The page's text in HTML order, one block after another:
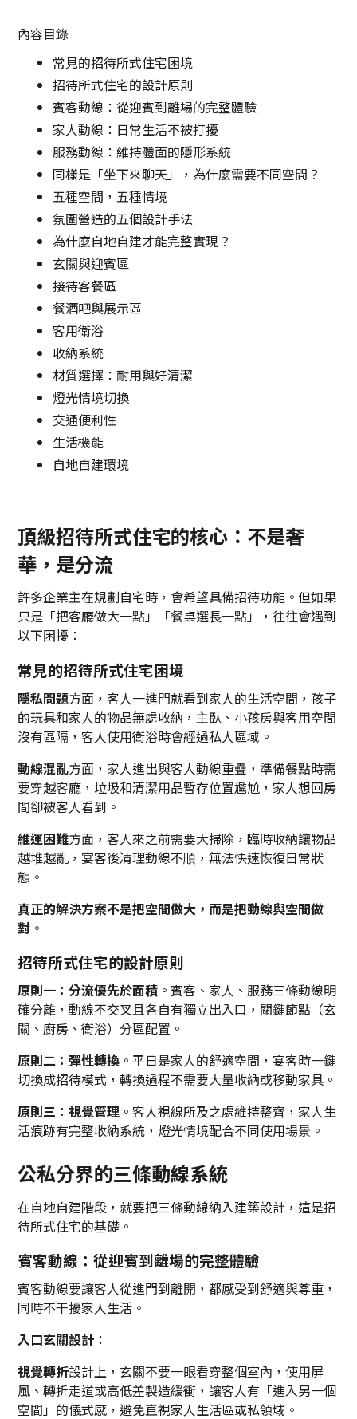
內容目錄
常見的招待所式住宅困境
招待所式住宅的設計原則
賓客動線：從迎賓到離場的完整體驗
家人動線：日常生活不被打擾
服務動線：維持體面的隱形系統
同樣是「坐下來聊天」，為什麼需要不同空間？
五種空間，五種情境
氛圍營造的五個設計手法
為什麼自地自建才能完整實現？
玄關與迎賓區
接待客餐區
餐酒吧與展示區
客用衛浴
收納系統
材質選擇：耐用與好清潔
燈光情境切換
交通便利性
生活機能
自地自建環境
頂級招待所式住宅的核心：不是奢
華，是分流
許多企業主在規劃自宅時，會希望具備招待功能。但如果
只是「把客廳做大一點」「餐桌選長一點」，往往會遇到
以下困擾：
常見的招待所式住宅困境
隱私問題方面，客人一進門就看到家人的生活空間，孩子
的玩具和家人的物品無處收納，主臥、小孩房與客用空間
沒有區隔，客人使用衛浴時會經過私人區域。
動線混亂方面，家人進出與客人動線重疊，準備餐點時需
要穿越客廳，垃圾和清潔用品暫存位置尷尬，家人想回房
間卻被客人看到。
維運困難方面，客人來之前需要大掃除，臨時收納讓物品
越堆越亂，宴客後清理動線不順，無法快速恢復日常狀
態。
真正的解決方案不是把空間做大，而是把動線與空間做
對 。
招待所式住宅的設計原則
原則一：分流優先於面積 。賓客、家人、服務三條動線明
確分離，動線不交叉且各自有獨立出入口，關鍵節點（玄
關、廚房、衛浴）分區配置。
原則二：彈性轉換 。平日是家人的舒適空間，宴客時一鍵
切換成招待模式，轉換過程不需要大量收納或移動家具。
原則三：視覺管理 。客人視線所及之處維持整齊，家人生
活痕跡有完整收納系統，燈光情境配合不同使用場景。
公私分界的三條動線系統
在自地自建階段，就要把三條動線納入建築設計，這是招
待所式住宅的基礎。
賓客動線：從迎賓到離場的完整體驗
賓客動線要讓客人從進門到離開，都感受到舒適與尊重，
同時不干擾家人生活。
入口玄關設計 ：
視覺轉折設計上，玄關不要一眼看穿整個室內，使用屏
風、轉折走道或高低差製造緩衝，讓客人有「進入另一個
空間」的儀式感，避免直視家人生活區或私領域。